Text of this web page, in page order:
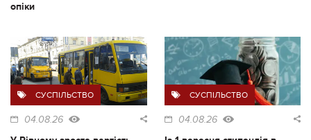
опіки
СУСПІЛЬСТВО
04.08.26
СУСПІЛЬСТВО
04.08.26